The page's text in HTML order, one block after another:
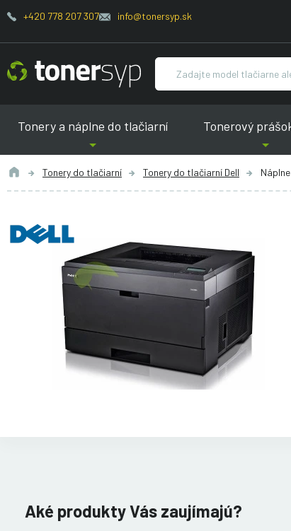
+420 778 207 307 info@tonersyp.sk
Tonery a náplne do tlačiarní Tonerový
Tonery do tlačiarní Tonery do tlačiarní Dell
Aké produkty Vás zaujímajú?